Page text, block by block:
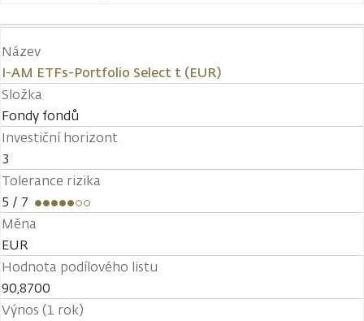
Název
I-AM ETFs-Portfolio Select t (EUR)
Složka
Fondy fondů
Investiční horizont
3
Tolerance rizika
5 / 7
Měna
EUR
Hodnota podílového listu
90,8700
Výnos (1 rok)